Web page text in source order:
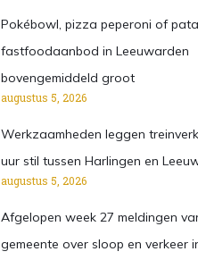
Pokébowl, pizza peperoni of
fastfoodaanbod in Leeuwarden
bovengemiddeld groot
augustus 5, 2026
Werkzaamheden leggen
uur stil tussen Harlingen en
augustus 5, 2026
Afgelopen week 27 meldingen
gemeente over sloop en verkeer